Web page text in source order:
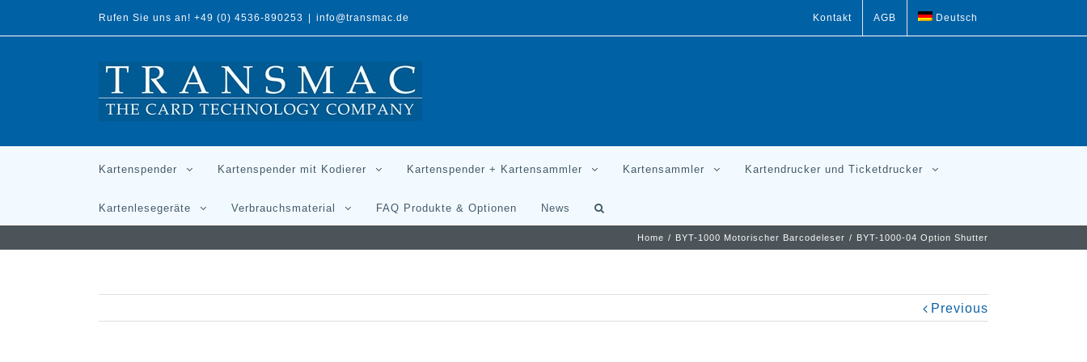
Rufen Sie uns an! +49 (0) 4536-890253 info@transmac.de Kontakt AGB Deutsch
Kartenspender Kartenspender mit Kodierer Kartenspender + Kartensammler Kartensammler Kartendrucker und Ticketdrucker
Kartenlesegeräte Verbrauchsmaterial FAQ Produkte & Optionen News
Home / BYT-1000 Motorischer Barcodeleser / BYT-1000-04 Option Shutter
Previous